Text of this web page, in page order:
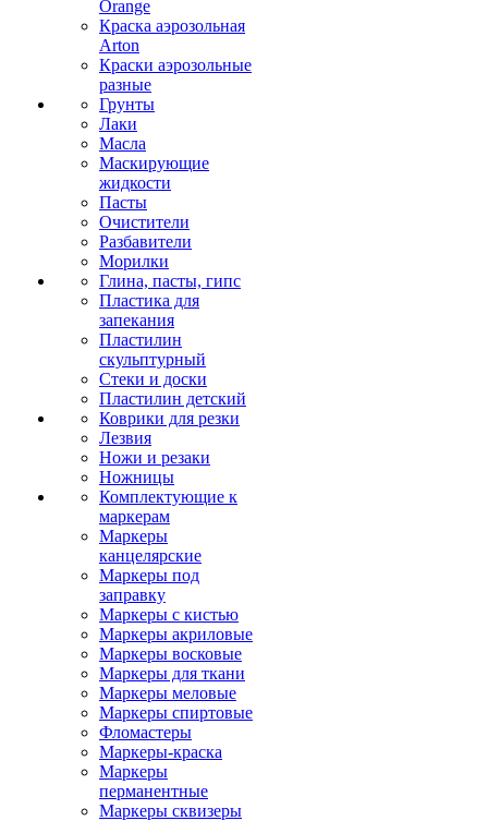
Orange
Краска аэрозольная
Arton
Краски аэрозольные
разные
Грунты
Лаки
Масла
Маскирующие
жидкости
Пасты
Очистители
Разбавители
Морилки
Глина, пасты, гипс
Пластика для
запекания
Пластилин
скульптурный
Стеки и доски
Пластилин детский
Коврики для резки
Лезвия
Ножи и резаки
Ножницы
Комплектующие к
маркерам
Маркеры
канцелярские
Маркеры под
заправку
Маркеры с кистью
Маркеры акриловые
Маркеры восковые
Маркеры для ткани
Маркеры меловые
Маркеры спиртовые
Фломастеры
Маркеры-краска
Маркеры
перманентные
Маркеры сквизеры